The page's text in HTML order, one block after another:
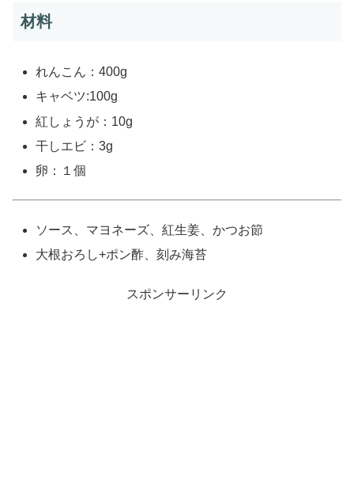
材料
れんこん：400g
キャベツ:100g
紅しょうが：10g
干しエビ：3g
卵：１個
ソース、マヨネーズ、紅生姜、かつお節
大根おろし+ポン酢、刻み海苔
スポンサーリンク